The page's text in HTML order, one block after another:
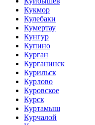
Кукмор
Кулебаки
Кумертау
Кунгур
Купино
Курган
Курганинск
Курильск
Курлово
Куровское
Курск
Куртамыш
Курчалой